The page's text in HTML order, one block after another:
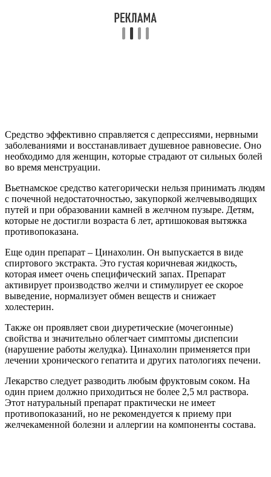
Средство эффективно справляется с депрессиями, нервными
заболеваниями и восстанавливает душевное равновесие. Оно
необходимо для женщин, которые страдают от сильных болей
во время менструации.
Вьетнамское средство категорически нельзя принимать людям
с почечной недостаточностью, закупоркой желчевыводящих
путей и при образовании камней в желчном пузыре. Детям,
которые не достигли возраста 6 лет, артишоковая вытяжка
противопоказана.
Еще один препарат – Цинахолин. Он выпускается в виде
спиртового экстракта. Это густая коричневая жидкость,
которая имеет очень специфический запах. Препарат
активирует производство желчи и стимулирует ее скорое
выведение, нормализует обмен веществ и снижает
холестерин.
Также он проявляет свои диуретические (мочегонные)
свойства и значительно облегчает симптомы диспепсии
(нарушение работы желудка). Цинахолин применяется при
лечении хронического гепатита и других патологиях печени.
Лекарство следует разводить любым фруктовым соком. На
один прием должно приходиться не более 2,5 мл раствора.
Этот натуральный препарат практически не имеет
противопоказаний, но не рекомендуется к приему при
желчекаменной болезни и аллергии на компоненты состава.